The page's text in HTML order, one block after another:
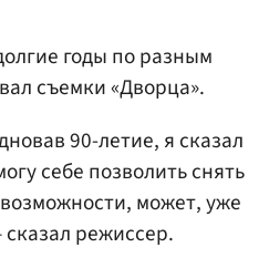
годы по разным
съемки «Дворца».
90-летие, я сказал
себе позволить снять
может, уже
режиссер.